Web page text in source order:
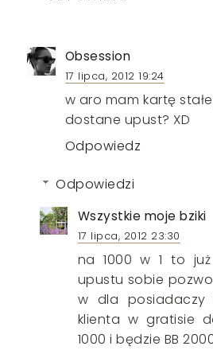
Obsession
17 lipca, 2012 19:24
w aro mam kartę
dostane upust? XD
Odpowiedz
Odpowiedzi
Wszystkie moje bziki
17 lipca, 2012 23:30
na 1000 w 1 to
upustu sobie
w dla posiadaczy
klienta w gratisie
1000 i będzie BB